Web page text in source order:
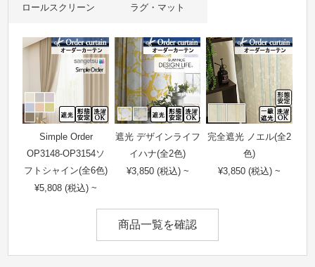
ロールスクリーン ラグ・マット
Simple Order
OP3148-OP3154ソ
フトシャイン(全6色)
¥5,808 (税込) ~
遮光 デザインライフ
イハナ(全2色)
¥3,850 (税込) ~
完全遮光 ノエル(全2
色)
¥3,850 (税込) ~
商品一覧を確認